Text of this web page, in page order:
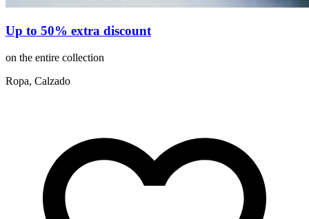
Up to 50% extra discount
on the entire collection
Ropa, Calzado